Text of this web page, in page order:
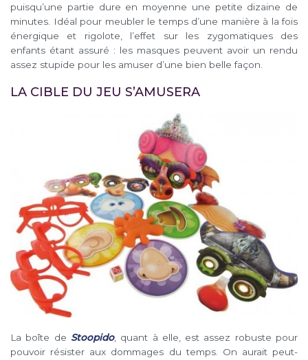
puisqu’une partie dure en moyenne une petite dizaine de
minutes. Idéal pour meubler le temps d’une manière à la fois
énergique et rigolote, l’effet sur les zygomatiques des
enfants étant assuré : les masques peuvent avoir un rendu
assez stupide pour les amuser d’une bien belle façon.
LA CIBLE DU JEU S’AMUSERA
La boîte de Stoopido, quant à elle, est assez robuste pour
pouvoir résister aux dommages du temps. On aurait peut-